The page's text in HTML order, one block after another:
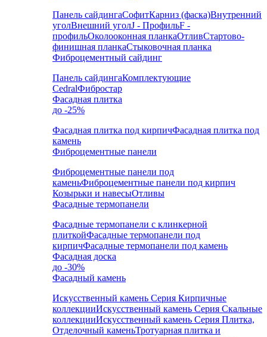
Панель сайдингаСофитКарниз (фаска)Внутренний
уголВнешний уголJ - ПрофильF -
профильОколооконная планкаОтливСтартово-
финишная планкаСтыковочная планка
Фиброцементный сайдинг
Панель сайдингаКомплектующие
CedralФибростар
Фасадная плитка
до -25%
Фасадная плитка под кирпичФасадная плитка под
камень
Фиброцементные панели
Фиброцементные панели под
каменьФиброцементные панели под кирпич
Козырьки и навесыОтливы
Фасадные термопанели
Фасадные термопанели с клинкерной
плиткойФасадные термопанели под
кирпичФасадные термопанели под камень
Фасадная доска
до -30%
Фасадный камень
Искусственный камень Серия Кирпичные
коллекцииИскусственный камень Серия Скальные
коллекцииИскусственный камень Серия Плитка,
Отделочный каменьТротуарная плитка и